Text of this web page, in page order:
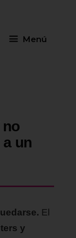
Menú
no
un
El
y